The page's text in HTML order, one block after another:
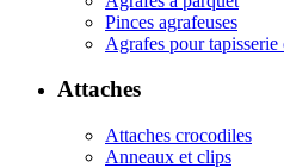
Pinces agrafeuses
Agrafes pour tapisserie
Attaches
Attaches crocodiles
Anneaux et clips